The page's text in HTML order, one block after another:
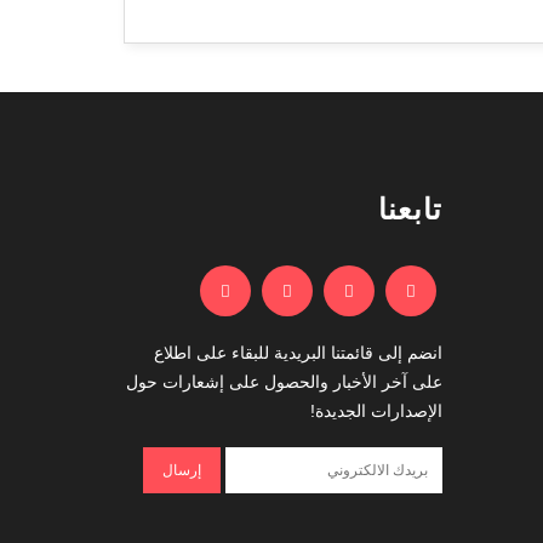
تابعنا
انضم إلى قائمتنا البريدية للبقاء على اطلاع
على آخر الأخبار والحصول على إشعارات حول
الإصدارات الجديدة!